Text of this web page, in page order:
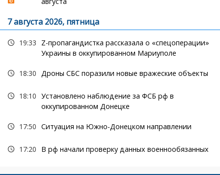
7 августа 2026, пятница
19:33
Z-пропагандистка рассказала о «спецоперации»
Украины в оккупированном Мариуполе
18:30 Дроны СБС поразили новые вражеские объекты
18:10 Установлено наблюдение за ФСБ рф в
оккупированном Донецке
17:50 Ситуация на Южно-Донецком направлении
17:20 В рф начали проверку данных военнообязанных